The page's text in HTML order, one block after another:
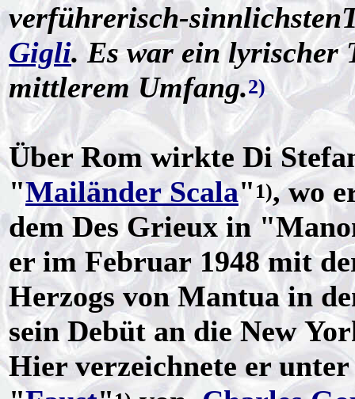
verführerisch-
Gigli. Es war ein lyrischer
mittlerem Umfang.2)
Über Rom wirkte Di
"Mailänder Scala"1), wo
dem Des Grieux in
er im Februar 1948 mit
Herzogs von Mantua in
sein Debüt an die New
Hier verzeichnete er